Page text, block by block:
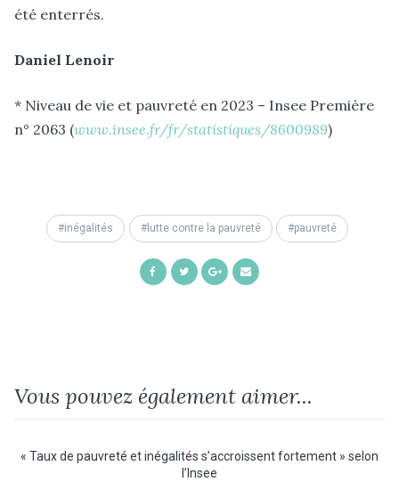
été enterrés.
Daniel Lenoir
* Niveau de vie et pauvreté en 2023 – Insee Première
n° 2063 (www.insee.fr/fr/statistiques/8600989)
inégalités lutte contre la pauvreté pauvreté
ShareShareShare
Vous pouvez également aimer...
« Taux de pauvreté et inégalités s’accroissent fortement » selon
l’Insee